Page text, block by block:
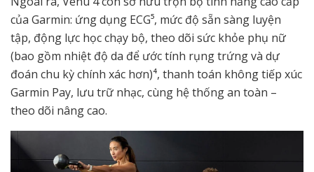
của Garmin: ứng dụng ECG⁵, mức độ sẵn sàng luyện
tập, động lực học chạy bộ, theo dõi sức khỏe phụ nữ
(bao gồm nhiệt độ da để ước tính rụng trứng và dự
đoán chu kỳ chính xác hơn)⁴, thanh toán không tiếp xúc
Garmin Pay, lưu trữ nhạc, cùng hệ thống an toàn –
theo dõi nâng cao.